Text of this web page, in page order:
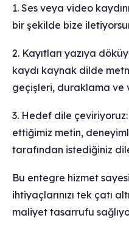
1. Ses veya video
bir şekilde bize
2. Kayıtları yazıya
kaydı kaynak dilde
geçişleri, duraklama ve
3. Hedef dile
ettiğimiz metin,
tarafından istediğiniz
Bu entegre hizmet
ihtiyaçlarınızı tek çatı
maliyet tasarrufu